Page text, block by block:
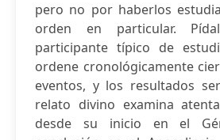
pero no por haberlos
orden en particular.
participante típico de
ordene cronológicamente
eventos, y los resultados
relato divino examina
desde su inicio en el